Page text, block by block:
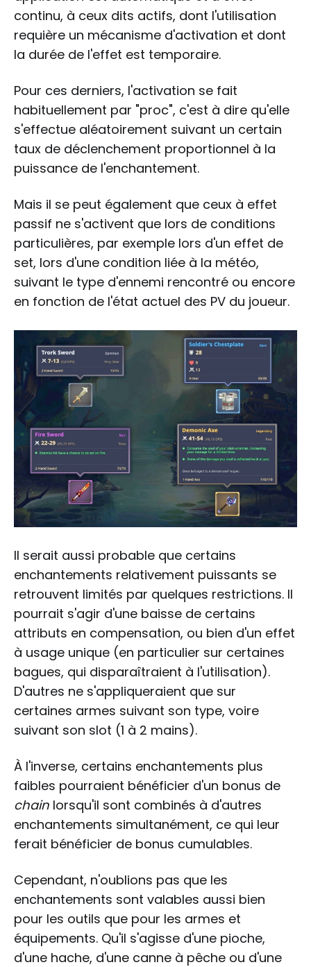
continu, à ceux dits actifs, dont l'utilisation
requière un mécanisme d'activation et dont
la durée de l'effet est temporaire.
Pour ces derniers, l'activation se fait
habituellement par "proc", c'est à dire qu'elle
s'effectue aléatoirement suivant un certain
taux de déclenchement proportionnel à la
puissance de l'enchantement.
Mais il se peut également que ceux à effet
passif ne s'activent que lors de conditions
particulières, par exemple lors d'un effet de
set, lors d'une condition liée à la météo,
suivant le type d'ennemi rencontré ou encore
en fonction de l'état actuel des PV du joueur.
Il serait aussi probable que certains
enchantements relativement puissants se
retrouvent limités par quelques restrictions. Il
pourrait s'agir d'une baisse de certains
attributs en compensation, ou bien d'un effet
à usage unique (en particulier sur certaines
bagues, qui disparaîtraient à l'utilisation).
D'autres ne s'appliqueraient que sur
certaines armes suivant son type, voire
suivant son slot (1 à 2 mains).
À l'inverse, certains enchantements plus
faibles pourraient bénéficier d'un bonus de
chain lorsqu'il sont combinés à d'autres
enchantements simultanément, ce qui leur
ferait bénéficier de bonus cumulables.
Cependant, n'oublions pas que les
enchantements sont valables aussi bien
pour les outils que pour les armes et
équipements. Qu'il s'agisse d'une pioche,
d'une hache, d'une canne à pêche ou d'une